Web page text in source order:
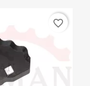
favorite_border